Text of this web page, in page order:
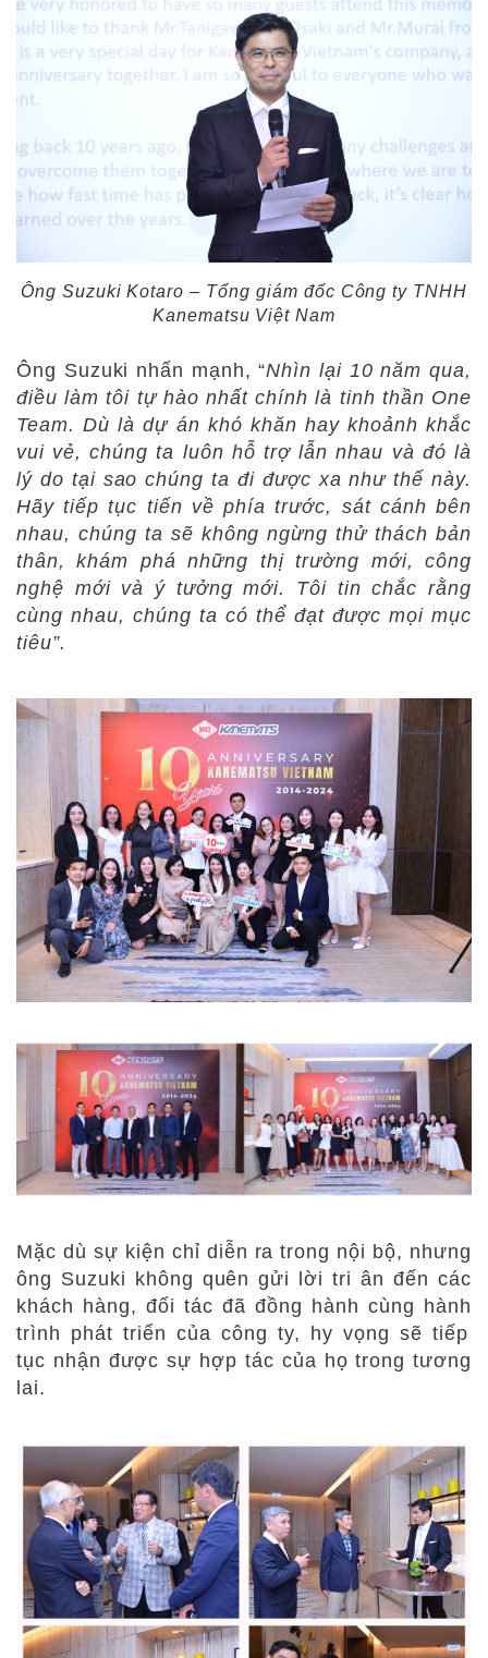
Ông Suzuki Kotaro – Tổng giám đốc Công ty TNHH
Kanematsu Việt Nam
Ông Suzuki nhấn mạnh, “Nhìn lại 10 năm qua,
điều làm tôi tự hào nhất chính là tinh thần One
Team. Dù là dự án khó khăn hay khoảnh khắc
vui vẻ, chúng ta luôn hỗ trợ lẫn nhau và đó là
lý do tại sao chúng ta đi được xa như thế này.
Hãy tiếp tục tiến về phía trước, sát cánh bên
nhau, chúng ta sẽ không ngừng thử thách bản
thân, khám phá những thị trường mới, công
nghệ mới và ý tưởng mới. Tôi tin chắc rằng
cùng nhau, chúng ta có thể đạt được mọi mục
tiêu”.
Mặc dù sự kiện chỉ diễn ra trong nội bộ, nhưng
ông Suzuki không quên gửi lời tri ân đến các
khách hàng, đối tác đã đồng hành cùng hành
trình phát triển của công ty, hy vọng sẽ tiếp
tục nhận được sự hợp tác của họ trong tương
lai.